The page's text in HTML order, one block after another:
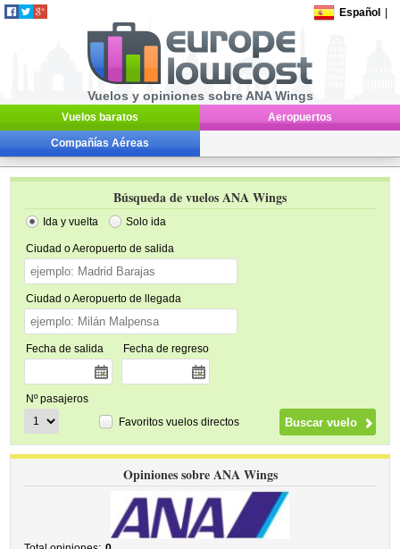
Español
Vuelos y opiniones sobre ANA Wings
Vuelos baratos Aeropuertos
Compañías Aéreas
Búsqueda de vuelos ANA Wings
Ida y vuelta Solo ida
Ciudad o Aeropuerto de salida
Ciudad o Aeropuerto de llegada
Fecha de salida Fecha de regreso
Nº pasajeros
Favoritos vuelos directos
Opiniones sobre ANA Wings